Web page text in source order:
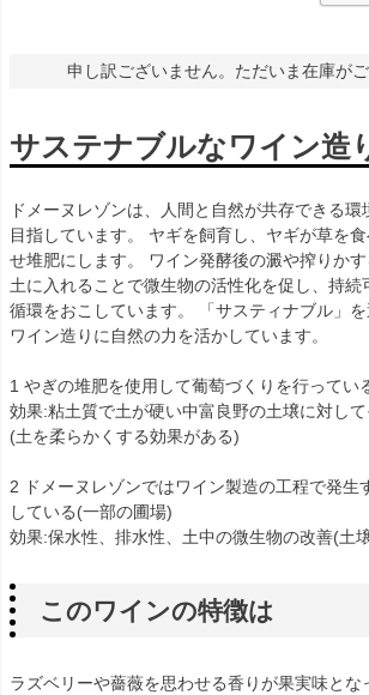
申し訳ございません。ただいま在庫がご
サステナブルなワイン造
ドメーヌレゾンは、人間と自然が共存できる
目指しています。 ヤギを飼育し、ヤギが草を
せ堆肥にします。 ワイン発酵後の澱や搾りか
土に入れることで微生物の活性化を促し、持続
循環をおこしています。 「サスティナブル」を
ワイン造りに自然の力を活かしています。
1 やぎの堆肥を使用して葡萄づくりを行ってい
効果:粘土質で土が硬い中富良野の土壌に対し
(土を柔らかくする効果がある)
2 ドメーヌレゾンではワイン製造の工程で発生
している(一部の圃場)
効果:保水性、排水性、土中の微生物の改善(土
このワインの特徴は
ラズベリーや薔薇を思わせる香りが果実味とな